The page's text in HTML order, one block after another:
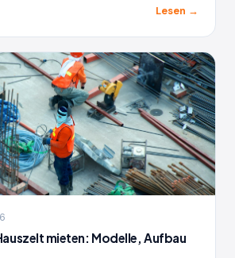
Lesen →
mieten: Modelle, Aufbau